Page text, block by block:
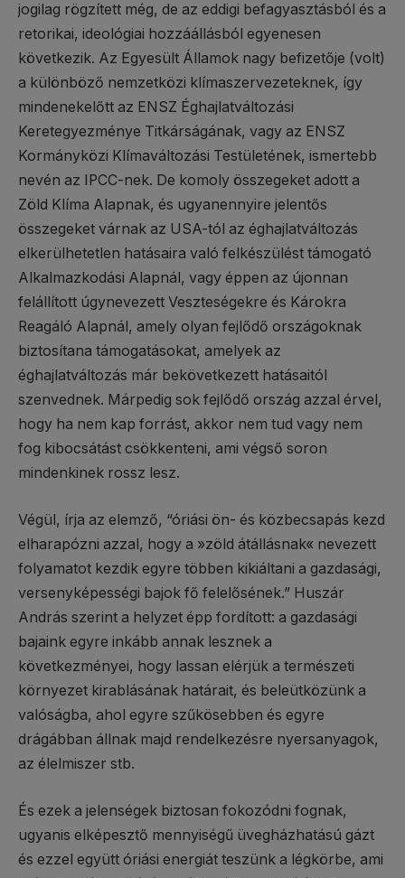
jogilag rögzített még, de az eddigi befagyasztásból és a
retorikai, ideológiai hozzáállásból egyenesen
következik. Az Egyesült Államok nagy befizetője (volt)
a különböző nemzetközi klímaszervezeteknek, így
mindenekelőtt az ENSZ Éghajlatváltozási
Keretegyezménye Titkárságának, vagy az ENSZ
Kormányközi Klímaváltozási Testületének, ismertebb
nevén az IPCC-nek. De komoly összegeket adott a
Zöld Klíma Alapnak, és ugyanennyire jelentős
összegeket várnak az USA-tól az éghajlatváltozás
elkerülhetetlen hatásaira való felkészülést támogató
Alkalmazkodási Alapnál, vagy éppen az újonnan
felállított úgynevezett Veszteségekre és Károkra
Reagáló Alapnál, amely olyan fejlődő országoknak
biztosítana támogatásokat, amelyek az
éghajlatváltozás már bekövetkezett hatásaitól
szenvednek. Márpedig sok fejlődő ország azzal érvel,
hogy ha nem kap forrást, akkor nem tud vagy nem
fog kibocsátást csökkenteni, ami végső soron
mindenkinek rossz lesz.
Végül, írja az elemző, “óriási ön- és közbecsapás kezd
elharapózni azzal, hogy a »zöld átállásnak« nevezett
folyamatot kezdik egyre többen kikiáltani a gazdasági,
versenyképességi bajok fő felelősének.” Huszár
András szerint a helyzet épp fordított: a gazdasági
bajaink egyre inkább annak lesznek a
következményei, hogy lassan elérjük a természeti
környezet kirablásának határait, és beleütközünk a
valóságba, ahol egyre szűkösebben és egyre
drágábban állnak majd rendelkezésre nyersanyagok,
az élelmiszer stb.
És ezek a jelenségek biztosan fokozódni fognak,
ugyanis elképesztő mennyiségű üvegházhatású gázt
és ezzel együtt óriási energiát teszünk a légkörbe, ami